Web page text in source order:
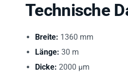
Technische
Breite: 1360 mm
Länge: 30 m
Dicke: 2000 µm